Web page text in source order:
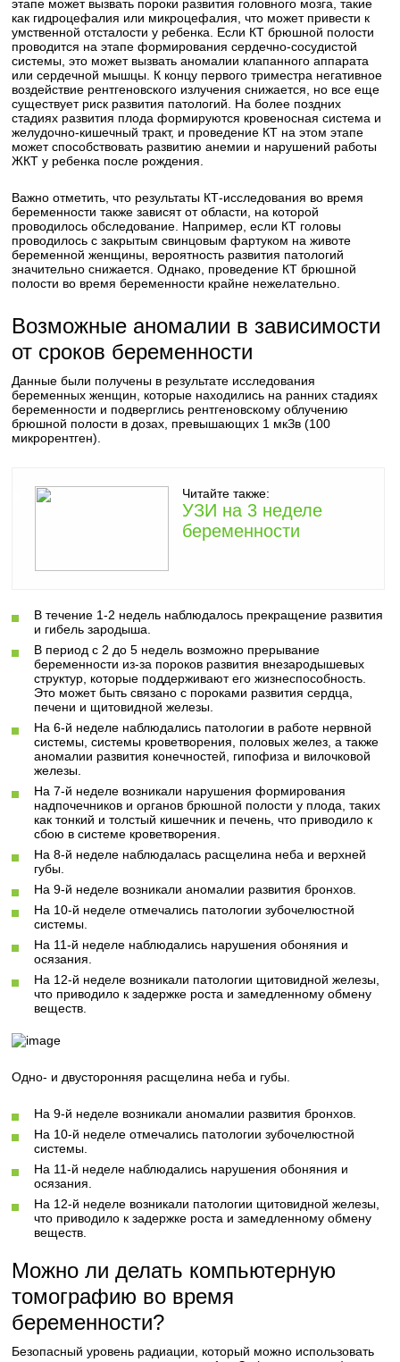
этапе может вызвать пороки развития головного мозга, такие
как гидроцефалия или микроцефалия, что может привести к
умственной отсталости у ребенка. Если КТ брюшной полости
проводится на этапе формирования сердечно-сосудистой
системы, это может вызвать аномалии клапанного аппарата
или сердечной мышцы. К концу первого триместра негативное
воздействие рентгеновского излучения снижается, но все еще
существует риск развития патологий. На более поздних
стадиях развития плода формируются кровеносная система и
желудочно-кишечный тракт, и проведение КТ на этом этапе
может способствовать развитию анемии и нарушений работы
ЖКТ у ребенка после рождения.
Важно отметить, что результаты КТ-исследования во время
беременности также зависят от области, на которой
проводилось обследование. Например, если КТ головы
проводилось с закрытым свинцовым фартуком на животе
беременной женщины, вероятность развития патологий
значительно снижается. Однако, проведение КТ брюшной
полости во время беременности крайне нежелательно.
Возможные аномалии в зависимости
от сроков беременности
Данные были получены в результате исследования
беременных женщин, которые находились на ранних стадиях
беременности и подверглись рентгеновскому облучению
брюшной полости в дозах, превышающих 1 мкЗв (100
микрорентген).
Читайте также:
УЗИ на 3 неделе
беременности
В течение 1-2 недель наблюдалось прекращение развития
и гибель зародыша.
В период с 2 до 5 недель возможно прерывание
беременности из-за пороков развития внезародышевых
структур, которые поддерживают его жизнеспособность.
Это может быть связано с пороками развития сердца,
печени и щитовидной железы.
На 6-й неделе наблюдались патологии в работе нервной
системы, системы кроветворения, половых желез, а также
аномалии развития конечностей, гипофиза и вилочковой
железы.
На 7-й неделе возникали нарушения формирования
надпочечников и органов брюшной полости у плода, таких
как тонкий и толстый кишечник и печень, что приводило к
сбою в системе кроветворения.
На 8-й неделе наблюдалась расщелина неба и верхней
губы.
На 9-й неделе возникали аномалии развития бронхов.
На 10-й неделе отмечались патологии зубочелюстной
системы.
На 11-й неделе наблюдались нарушения обоняния и
осязания.
На 12-й неделе возникали патологии щитовидной железы,
что приводило к задержке роста и замедленному обмену
веществ.
Одно- и двусторонняя расщелина неба и губы.
На 9-й неделе возникали аномалии развития бронхов.
На 10-й неделе отмечались патологии зубочелюстной
системы.
На 11-й неделе наблюдались нарушения обоняния и
осязания.
На 12-й неделе возникали патологии щитовидной железы,
что приводило к задержке роста и замедленному обмену
веществ.
Можно ли делать компьютерную
томографию во время
беременности?
Безопасный уровень радиации, который можно использовать